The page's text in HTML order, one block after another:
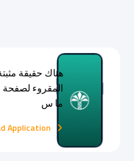
هناك حقيقة
المقروء لصفحة
ما س
Application